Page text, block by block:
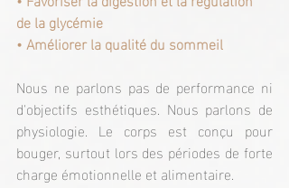
de la glycémie
• Améliorer la qualité du sommeil
Nous ne parlons pas de performance ni
d'objectifs esthétiques. Nous parlons de
physiologie. Le corps est conçu pour
bouger, surtout lors des périodes de forte
charge émotionnelle et alimentaire.